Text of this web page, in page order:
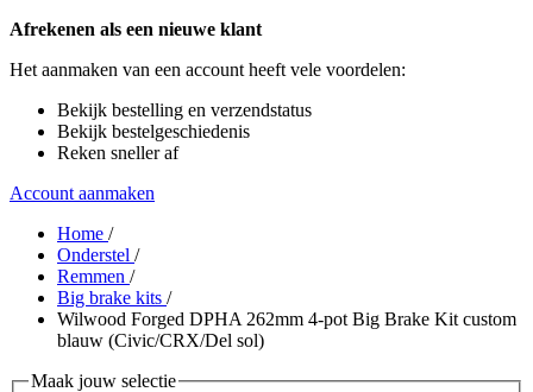
Afrekenen als een nieuwe klant
Het aanmaken van een account heeft vele voordelen:
Bekijk bestelling en verzendstatus
Bekijk bestelgeschiedenis
Reken sneller af
Account aanmaken
Home /
Onderstel /
Remmen /
Big brake kits /
Wilwood Forged DPHA 262mm 4-pot Big Brake Kit custom
blauw (Civic/CRX/Del sol)
Maak jouw selectie